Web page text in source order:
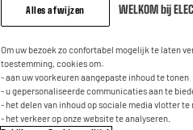
Alles afwijzen WELKOM bij
Om uw bezoek zo confortabel mogelijk te laten
toestemming, cookies om:
- aan uw voorkeuren aangepaste inhoud te tonen
- u gepersonaliseerde communicaties aan te
- het delen van inhoud op sociale media vlotter te
- het verkeer op onze website te analyseren.